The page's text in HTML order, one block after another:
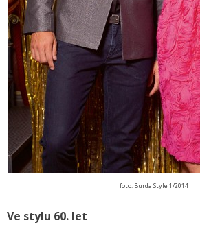
foto: Burda Style 1/2014
Ve stylu 60. let